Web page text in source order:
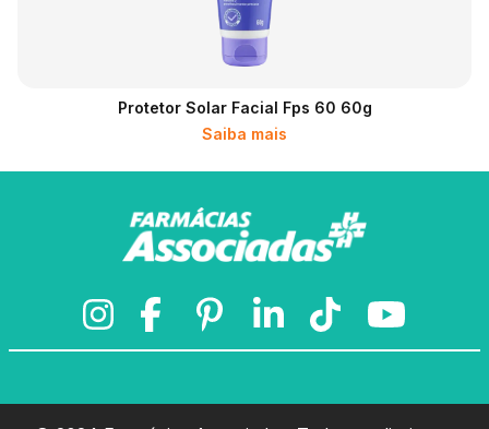
Protetor Solar Facial Fps 60 60g
Saiba mais